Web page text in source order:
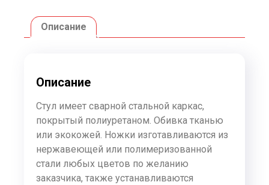
Описание
Описание
Стул имеет сварной стальной каркас,
покрытый полиуретаном. Обивка тканью
или экокожей. Ножки изготавливаются из
нержавеющей или полимеризованной
стали любых цветов по желанию
заказчика, также устанавливаются